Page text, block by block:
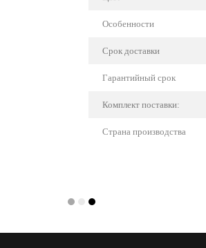
Особенности
Срок доставки
Гарантийный срок
Комплект поставки:
Страна производства